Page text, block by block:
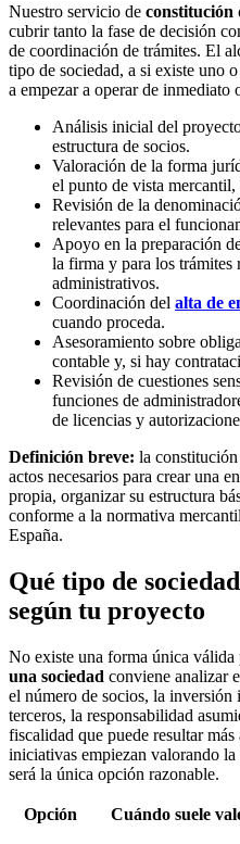
Nuestro servicio de constitución
cubrir tanto la fase de decisión
de coordinación de trámites. El
tipo de sociedad, a si existe uno
a empezar a operar de
Análisis inicial del
estructura de socios.
Valoración de la forma
el punto de vista
Revisión de la
relevantes para el
Apoyo en la preparación
la firma y para los trámites
administrativos.
Coordinación del alta de
cuando proceda.
Asesoramiento sobre
contable y, si hay
Revisión de cuestiones
funciones de
de licencias y
Definición breve: la
actos necesarios para crear una
propia, organizar su estructura
conforme a la normativa
España.
Qué tipo de
según tu proyecto
No existe una forma única válida
una sociedad conviene analizar
el número de socios, la
terceros, la responsabilidad
fiscalidad que puede resultar
iniciativas empiezan valorando
será la única opción razonable.
Opción Cuándo suele